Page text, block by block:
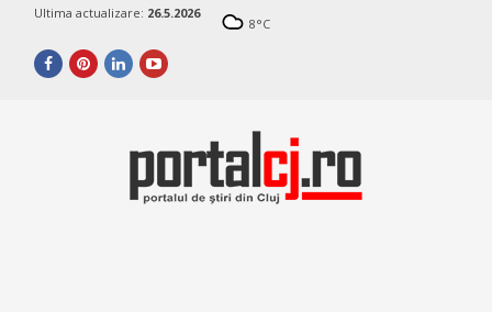
Ultima actualizare: 26.5.2026
8°C